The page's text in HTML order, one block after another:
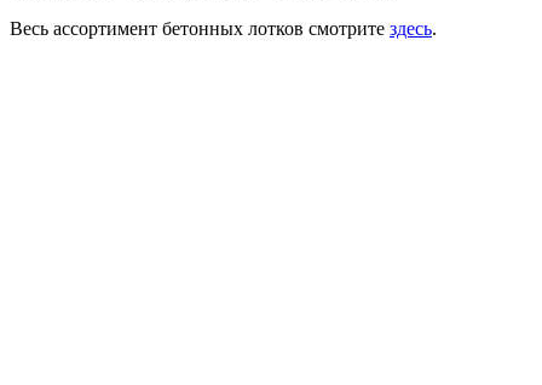
Весь ассортимент бетонных лотков смотрите здесь.